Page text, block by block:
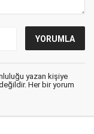
yazan kişiye
Her bir yorum